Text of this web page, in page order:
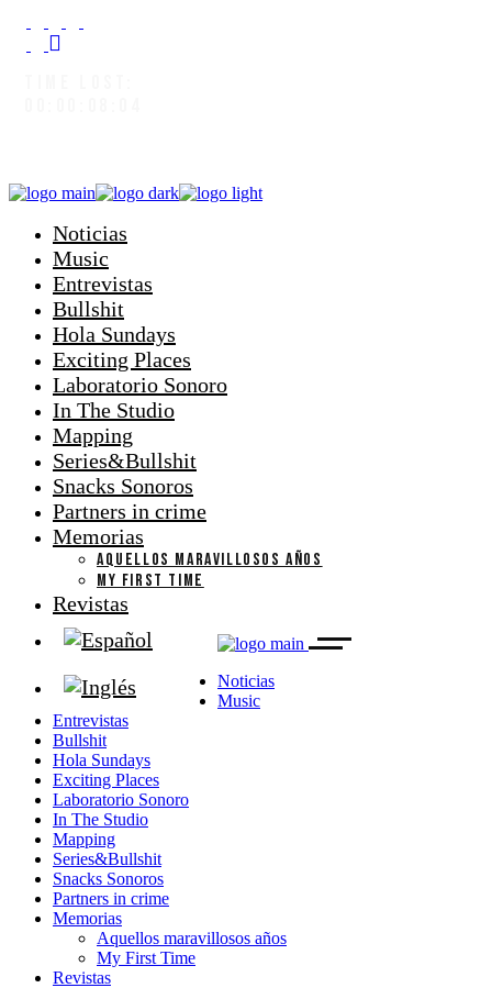
Noticias
Music
Entrevistas
Bullshit
Hola Sundays
Exciting Places
Laboratorio Sonoro
In The Studio
Mapping
Series&Bullshit
Snacks Sonoros
Partners in crime
Memorias
AQUELLOS MARAVILLOSOS AÑOS
MY FIRST TIME
Revistas
Noticias
Music
Entrevistas
Bullshit
Hola Sundays
Exciting Places
Laboratorio Sonoro
In The Studio
Mapping
Series&Bullshit
Snacks Sonoros
Partners in crime
Memorias
Aquellos maravillosos años
My First Time
Revistas